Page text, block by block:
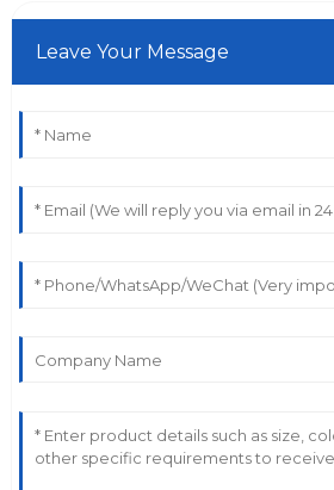
Leave Your Message